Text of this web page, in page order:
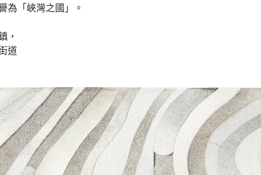
為「峽灣之國」。
，
道